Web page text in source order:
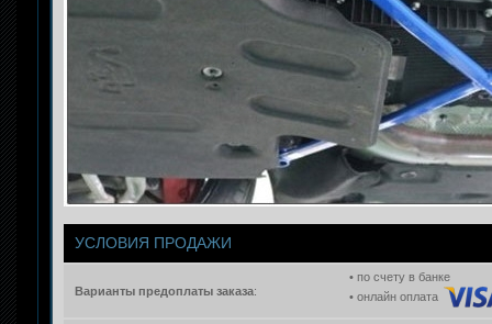
УСЛОВИЯ ПРОДАЖИ
Варианты предоплаты заказа:
• по счету в банке
• онлайн оплата